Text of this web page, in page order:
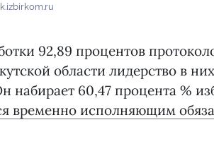
92,89 процентов
области лидерство в
набирает 60,47 процента %
временно исполняющим